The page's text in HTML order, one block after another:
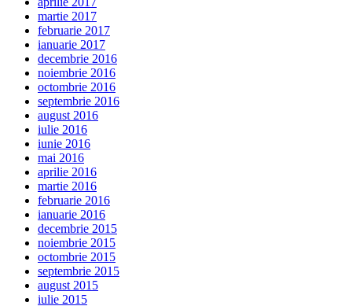
martie 2017
februarie 2017
ianuarie 2017
decembrie 2016
noiembrie 2016
octombrie 2016
septembrie 2016
august 2016
iulie 2016
iunie 2016
mai 2016
aprilie 2016
martie 2016
februarie 2016
ianuarie 2016
decembrie 2015
noiembrie 2015
octombrie 2015
septembrie 2015
august 2015
iulie 2015